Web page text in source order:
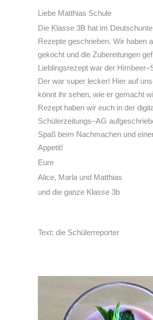
Liebe Matthias Schule
Die Klasse 3B hat im
Rezepte geschrieben. Wir haben
gekocht und die Zubereitungen
Lieblingsrezept war der
Der war super lecker! Hier auf
könnt ihr sehen, wie er gemacht
Rezept haben wir euch in der
Schülerzeitungs–AG
Spaß beim Nachmachen und
Appetit!
Eure
Alice, Marla und Matthias
und die ganze Klasse 3b
Text: die Schülerreporter